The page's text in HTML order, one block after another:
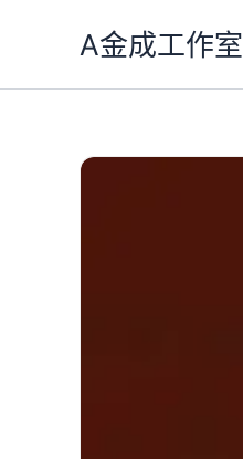
A金成工作室